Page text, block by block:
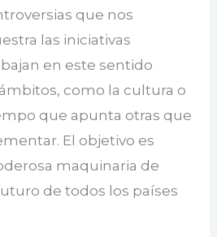
que nos
las iniciativas
en este sentido
como la cultura o
que apunta otras que
El objetivo es
maquinaria de
de todos los países